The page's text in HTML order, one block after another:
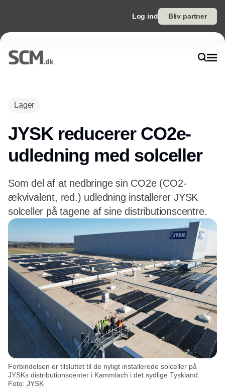
Log ind Bliv partner
Lager
JYSK reducerer CO2e-
udledning med solceller
Som del af at nedbringe sin CO2e (CO2-
ækvivalent, red.) udledning installerer JYSK
solceller på tagene af sine distributionscentre.
Forbindelsen er tilsluttet til de nyligt installerede solceller på
JYSKs distributionscenter i Kammlach i det sydlige Tyskland.
Foto: JYSK